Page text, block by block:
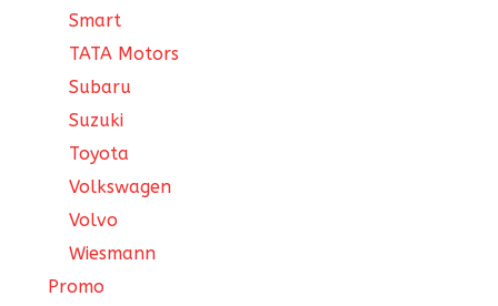
Smart
TATA Motors
Subaru
Suzuki
Toyota
Volkswagen
Volvo
Wiesmann
Promo